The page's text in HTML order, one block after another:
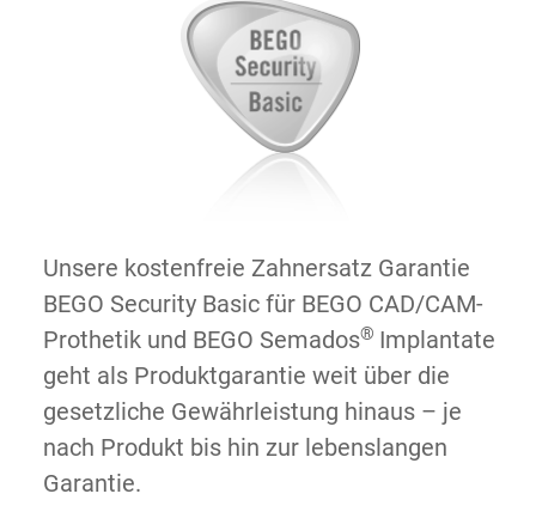
Unsere kostenfreie Zahnersatz Garantie
BEGO Security Basic für BEGO CAD/CAM-
Prothetik und BEGO Semados® Implantate
geht als Produktgarantie weit über die
gesetzliche Gewährleistung hinaus – je
nach Produkt bis hin zur lebenslangen
Garantie.